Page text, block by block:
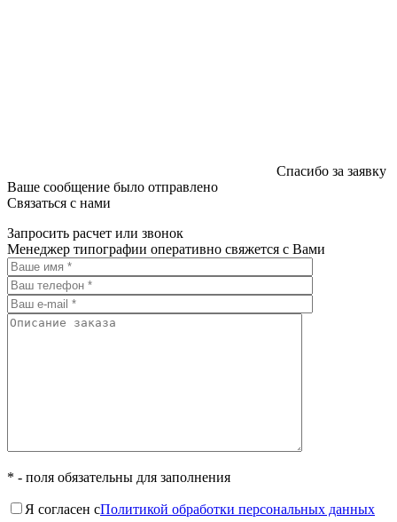
Спасибо за заявку
Ваше сообщение было отправлено
Связаться с нами
Запросить расчет или звонок
Менеджер типографии оперативно свяжется с Вами
* - поля обязательны для заполнения
Я согласен сПолитикой обработки персональных данных